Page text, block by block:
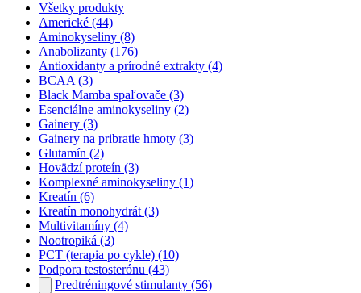
Všetky produkty
Americké (44)
Aminokyseliny (8)
Anabolizanty (176)
Antioxidanty a prírodné extrakty (4)
BCAA (3)
Black Mamba spaľovače (3)
Esenciálne aminokyseliny (2)
Gainery (3)
Gainery na pribratie hmoty (3)
Glutamín (2)
Hovädzí proteín (3)
Komplexné aminokyseliny (1)
Kreatín (6)
Kreatín monohydrát (3)
Multivitamíny (4)
Nootropiká (3)
PCT (terapia po cykle) (10)
Podpora testosterónu (43)
Predtréningové stimulanty (56)